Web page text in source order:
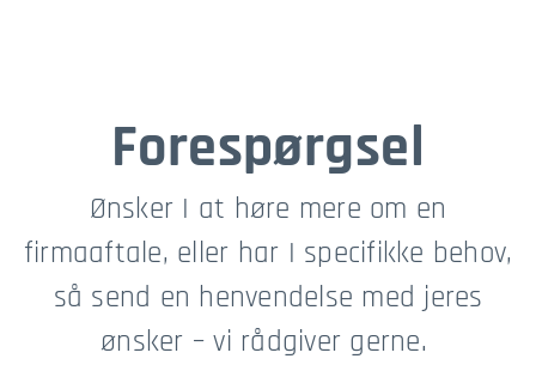
Forespørgsel
Ønsker I at høre mere om en
firmaaftale, eller har I specifikke behov,
så send en henvendelse med jeres
ønsker – vi rådgiver gerne.